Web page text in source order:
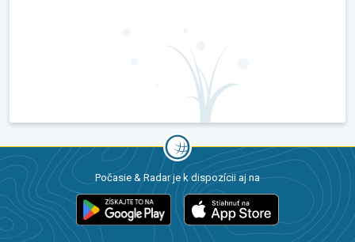
Počasie & Radar je k dispozícii aj na